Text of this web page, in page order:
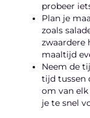
probeer
Plan je
zoals
zwaardere
maaltijd
Neem de
tijd tussen
om van
je te snel